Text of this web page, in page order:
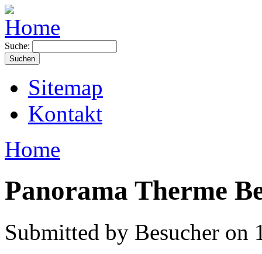
Suche:
Sitemap
Kontakt
Home
Panorama Therme
Submitted by Besucher on